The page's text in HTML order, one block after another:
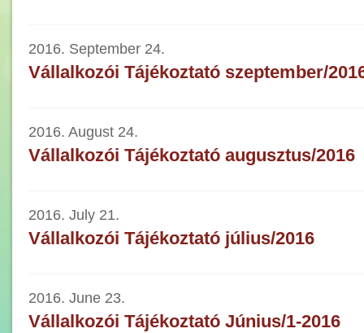
2016. September 24.
Vállalkozói Tájékoztató szeptember/
2016. August 24.
Vállalkozói Tájékoztató augusztus/2016
2016. July 21.
Vállalkozói Tájékoztató július/2016
2016. June 23.
Vállalkozói Tájékoztató Június/1-2016